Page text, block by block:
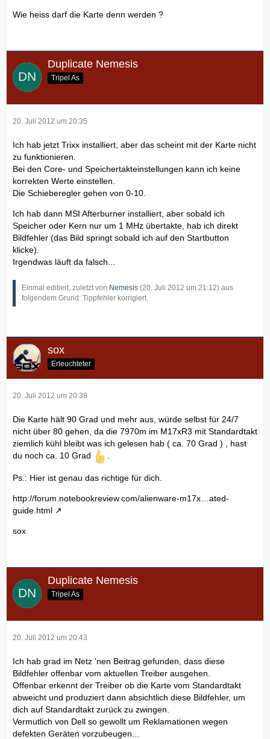
Wie heiss darf die Karte denn werden ?
Duplicate Nemesis
Tripel As
20. Juli 2012 um 20:35
Ich hab jetzt Trixx installiert, aber das scheint mit der Karte nicht
zu funktionieren.
Bei den Core- und Speichertakteinstellungen kann ich keine
korrekten Werte einstellen.
Die Schieberegler gehen von 0-10.
Ich hab dann MSI Afterburner installiert, aber sobald ich
Speicher oder Kern nur um 1 MHz übertakte, hab ich direkt
Bildfehler (das Bild springt sobald ich auf den Startbutton
klicke).
Irgendwas läuft da falsch...
Einmal editiert, zuletzt von Nemesis (20. Juli 2012 um 21:12) aus
folgendem Grund: Tippfehler korrigiert.
sox
Erleuchteter
20. Juli 2012 um 20:38
Die Karte hält 90 Grad und mehr aus, würde selbst für 24/7
nicht über 80 gehen, da die 7970m im M17xR3 mit Standardtakt
ziemlich kühl bleibt was ich gelesen hab ( ca. 70 Grad ) , hast
du noch ca. 10 Grad
Ps.: Hier ist genau das richtige für dich.
http://forum.notebookreview.com/alienware-m17x…ated-
guide.html
sox
Duplicate Nemesis
Tripel As
20. Juli 2012 um 20:43
Ich hab grad im Netz 'nen Beitrag gefunden, dass diese
Bildfehler offenbar vom aktuellen Treiber ausgehen.
Offenbar erkennt der Treiber ob die Karte vom Standardtakt
abweicht und produziert dann absichtlich diese Bildfehler, um
dich auf Standardtakt zurück zu zwingen.
Vermutlich von Dell so gewollt um Reklamationen wegen
defekten Geräten vorzubeugen...